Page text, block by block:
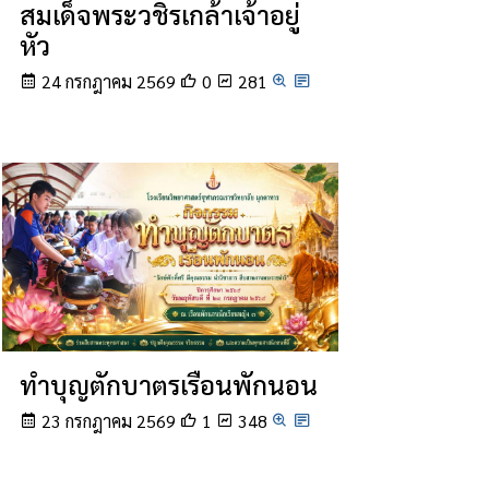
สมเด็จพระวชิรเกล้าเจ้าอยู่
หัว
24 กรกฎาคม 2569 0 281
ทำบุญตักบาตรเรือนพักนอน
23 กรกฎาคม 2569 1 348